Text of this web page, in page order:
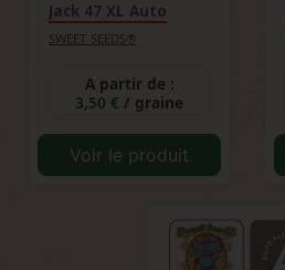
Jack 47 XL Auto
SWEET SEEDS®
A partir de :
3,50 € / graine
Voir le produit